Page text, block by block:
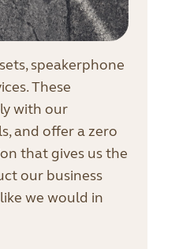
speakerphone
These
with our
and offer a zero
that gives us the
our business
we would in